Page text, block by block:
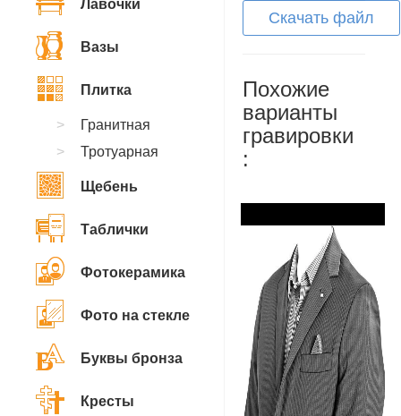
Скачать файл
Похожие
варианты
гравировки
:
Лавочки
Вазы
Плитка
Гранитная
Тротуарная
Щебень
Таблички
Фотокерамика
Фото на стекле
Буквы бронза
Кресты